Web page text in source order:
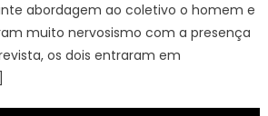
abordagem ao coletivo o homem e
muito nervosismo com a presença
os dois entraram em